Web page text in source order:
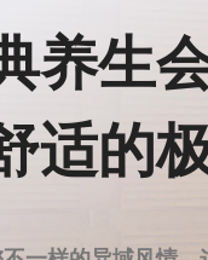
终点
正规，而且凭借其